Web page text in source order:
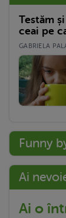
Testăm
ceai pe
GABRIELA
Funny
Ai
Ai o